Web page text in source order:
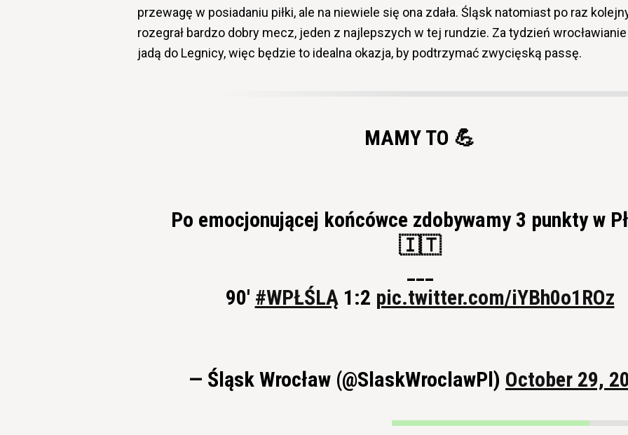
przewagę w posiadaniu piłki, ale na niewiele się ona zdała. Śląsk natomiast po raz
rozegrał bardzo dobry mecz, jeden z najlepszych w tej rundzie. Za tydzień wrocławianie
jadą do Legnicy, więc będzie to idealna okazja, by podtrzymać zwycięską passę.
MAMY TO 💪
Po emocjonującej końcówce zdobywamy 3 punkty w
🇮🇹
___
90' #WPŁŚLĄ1:2 pic.twitter.com/iYBh0o1ROz
— Śląsk Wrocław (@SlaskWroclawPl) October 29,